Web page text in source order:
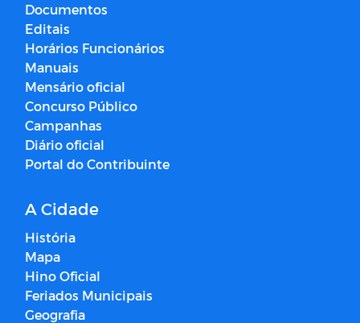
Documentos
Editais
Horários Funcionários
Manuais
Mensário oficial
Concurso Público
Campanhas
Diário oficial
Portal do Contribuinte
A Cidade
História
Mapa
Hino Oficial
Feriados Municipais
Geografia